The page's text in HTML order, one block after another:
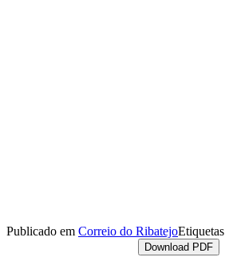
Publicado em Correio do RibatejoEtiquetas
Download PDF